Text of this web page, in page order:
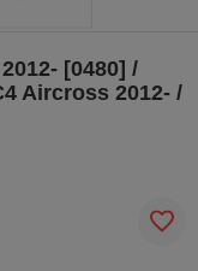
[0480] /
Aircross 2012- /